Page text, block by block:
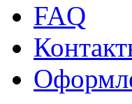
FAQ